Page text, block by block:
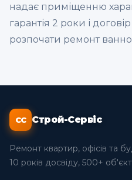
надає приміщенню
гарантія 2 роки і
розпочати ремонт
СС Строй-Сервіс
Ремонт квартир, офісів та
10 років досвіду, 500+